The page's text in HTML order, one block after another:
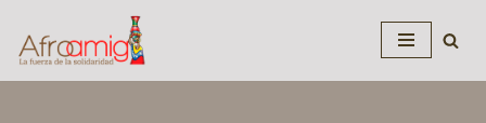
Saltar
al